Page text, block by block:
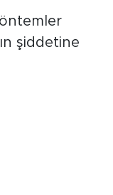
şiddetine